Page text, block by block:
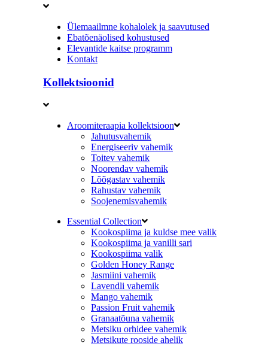
Ülemaailmne kohalolek ja saavutused
Ebatõenäolised kohustused
Elevantide kaitse programm
Kontakt
Kollektsioonid
Aroomiteraapia kollektsioon
Jahutusvahemik
Energiseeriv vahemik
Toitev vahemik
Noorendav vahemik
Lõõgastav vahemik
Rahustav vahemik
Soojenemisvahemik
Essential Collection
Kookospiima ja kuldse mee valik
Kookospiima ja vanilli sari
Kookospiima valik
Golden Honey Range
Jasmiini vahemik
Lavendli vahemik
Mango vahemik
Passion Fruit vahemik
Granaatõuna vahemik
Metsiku orhidee vahemik
Metsikute rooside ahelik